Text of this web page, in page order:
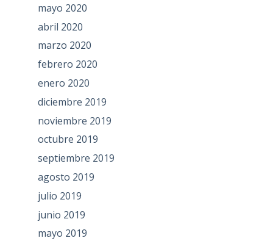
mayo 2020
abril 2020
marzo 2020
febrero 2020
enero 2020
diciembre 2019
noviembre 2019
octubre 2019
septiembre 2019
agosto 2019
julio 2019
junio 2019
mayo 2019